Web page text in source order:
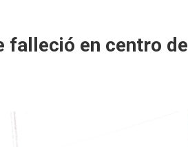
falleció en centro de